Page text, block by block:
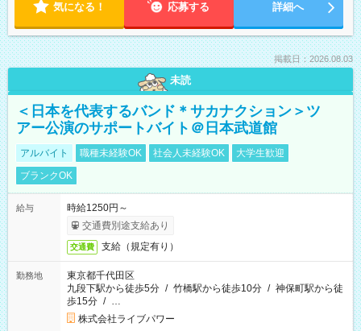
気になる！ 応募する 詳細へ
掲載日：2026.08.03
未読
＜日本を代表するバンド＊サカナクション＞ツ
アー公演のサポートバイト＠日本武道館
アルバイト 職種未経験OK 社会人未経験OK
大学生歓迎
ブランクOK
給与
時給1250円～
交通費別途支給あり
交通費 支給（規定有り）
勤務地
東京都千代田区
九段下駅から徒歩5分 / 竹橋駅から徒歩10分 / 神保町駅から徒
歩15分 / …
株式会社ライブパワー